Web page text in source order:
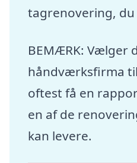
tagrenovering,
BEMÆRK: Vælger
håndværksfirma
oftest få en
en af de
kan levere.